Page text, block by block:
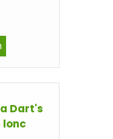
Dart's
lonc